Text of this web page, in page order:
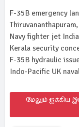
F-35B emergency
Navy fighter jet
Kerala security
F-35B hydraulic
Indo-Pacific UK
மேலும் ஐக்கிய